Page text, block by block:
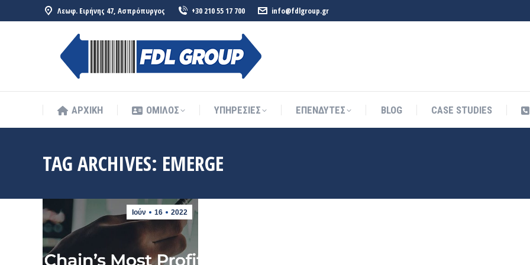
Λεωφ. Ειρήνης 47, Ασπρόπυργος +30 210 55 17 700 info@fdlgroup.gr
ΑΡΧΙΚΗ ΟΜΙΛΟΣ ΥΠΗΡΕΣΙΕΣ ΕΠΕΝΔΥΤΕΣ BLOG CASE STUDIES
TAG ARCHIVES: EMERGE
Ιούν 16 2022
ΑΡΧΙΚΗ ΟΜΙΛΟΣ ΥΠΗΡΕΣΙΕΣ ΕΠΕΝΔΥΤΕΣ BLOG CASE STUDIES